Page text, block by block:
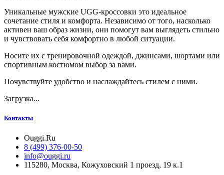
Уникальные мужские UGG-кроссовки это идеальное
сочетание стиля и комфорта. Независимо от того, насколько
активен ваш образ жизни, они помогут вам выглядеть стильно
и чувствовать себя комфортно в любой ситуации.
Носите их с тренировочной одеждой, джинсами, шортами или
спортивным костюмом выбор за вами.
Почувствуйте удобство и наслаждайтесь стилем с ними.
Загрузка...
Контакты
Ouggi.Ru
8 (499) 376-00-50
info@ouggi.ru
115280, Москва, Кожуховский 1 проезд, 19 к.1